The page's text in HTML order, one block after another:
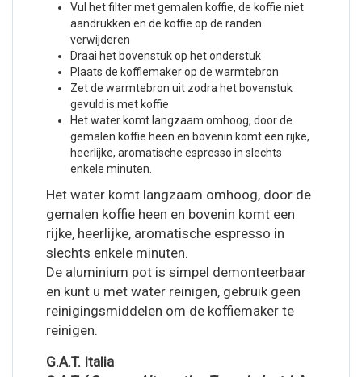
Vul het filter met gemalen koffie, de koffie niet
aandrukken en de koffie op de randen
verwijderen
Draai het bovenstuk op het onderstuk
Plaats de koffiemaker op de warmtebron
Zet de warmtebron uit zodra het bovenstuk
gevuld is met koffie
Het water komt langzaam omhoog, door de
gemalen koffie heen en bovenin komt een rijke,
heerlijke, aromatische espresso in slechts
enkele minuten.
Het water komt langzaam omhoog, door de
gemalen koffie heen en bovenin komt een
rijke, heerlijke, aromatische espresso in
slechts enkele minuten.
De aluminium pot is simpel demonteerbaar
en kunt u met water reinigen, gebruik geen
reinigingsmiddelen om de koffiemaker te
reinigen.
G.A.T. Italia